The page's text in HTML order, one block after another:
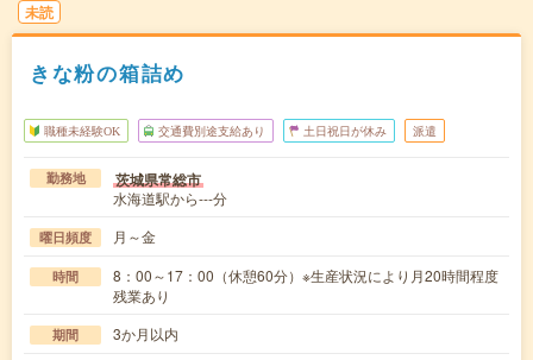
未読
きな粉の箱詰め
職種未経験OK 交通費別途支給あり 土日祝日が休み 派遣
勤務地 茨城県常総市
水海道駅から---分
曜日頻度 月～金
時間
8：00～17：00（休憩60分）※生産状況により月20時間程度
残業あり
期間 3か月以内